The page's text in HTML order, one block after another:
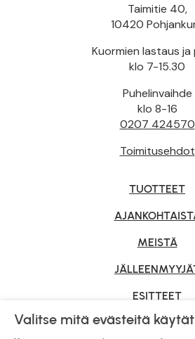
Taimitie 40,
10420
Kuormien lastaus ja
klo 7-15.30
Puhelinvaihde
klo 8-16
0207 424570
Toimitusehdot
TUOTTEET
MEISTÄ
ESITTEET
YRITYSMYYNTI
Valitse mitä evästeitä käytät